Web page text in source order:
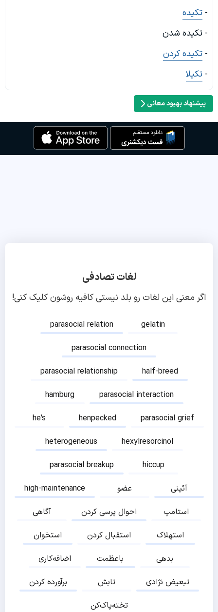
- تکیده
- تکیده شدن
- تکیده کردن
- تکیلا
پیشنهاد بهبود معانی
لغات تصادفی
اگر معنی این لغات رو بلد نیستی کافیه روشون کلیک کنی!
parasocial relation
gelatin
parasocial connection
parasocial relationship
half-breed
hamburg
parasocial interaction
he's
henpecked
parasocial grief
heterogeneous
hexylresorcinol
parasocial breakup
hiccup
high-maintenance
عضو
آئینی
آگاهی
احوال پرسی کردن
استامپ
استخوان
استقبال کردن
استهلاک
اضافه‌کاری
باعظمت
بدهی
برآورده کردن
تابش
تبعیض نژادی
تخته‌پاک‌کن